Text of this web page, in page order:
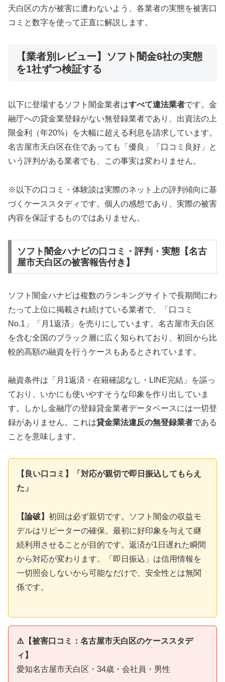
天白区の方が被害に遭わないよう、各業者の実態を被害口
コミと数字を使って正直に解説します。
【業者別レビュー】ソフト闇金6社の実態
を1社ずつ検証する
以下に登場するソフト闇金業者はすべて違法業者です。金
融庁への貸金業登録がない無登録業者であり、出資法の上
限金利（年20%）を大幅に超える利息を請求しています。
名古屋市天白区在住であっても「優良」「口コミ良好」と
いう評判がある業者でも、この事実は変わりません。
※以下の口コミ・体験談は実際のネット上の評判傾向に基
づくケーススタディです。個人の感想であり、実際の被害
内容を保証するものではありません。
ソフト闇金ハナビの口コミ・評判・実態【名古
屋市天白区の被害報告付き】
ソフト闇金ハナビは複数のランキングサイトで長期間にわ
たって上位に掲載され続けている業者で、「口コミ
No.1」「月1返済」を売りにしています。名古屋市天白区
を含む全国のブラック層に広く知られており、初回から比
較的高額の融資を行うケースもあるとされています。
融資条件は「月1返済・在籍確認なし・LINE完結」を謳っ
ており、いかにも使いやすそうな印象を作り出していま
す。しかし金融庁の登録貸金業者データベースには一切登
録がありません。これは貸金業法違反の無登録業者である
ことを意味します。
【良い口コミ】「対応が親切で即日振込してもらえ
た」
【論破】 初回は必ず親切です。ソフト闇金の収益モ
デルはリピーターの確保。最初に好印象を与えて継
続利用させることが目的です。返済が1日遅れた瞬間
から対応が変わります。「即日振込」は信用情報を
一切照会しないから可能なだけで、安全性とは無関
係です。
⚠️【被害口コミ：名古屋市天白区のケーススタデ
ィ】
愛知名古屋市天白区・34歳・会社員・男性